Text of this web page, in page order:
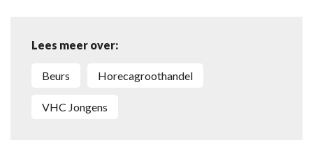
Lees meer over:
Beurs horecagroothandel
VHC Jongens